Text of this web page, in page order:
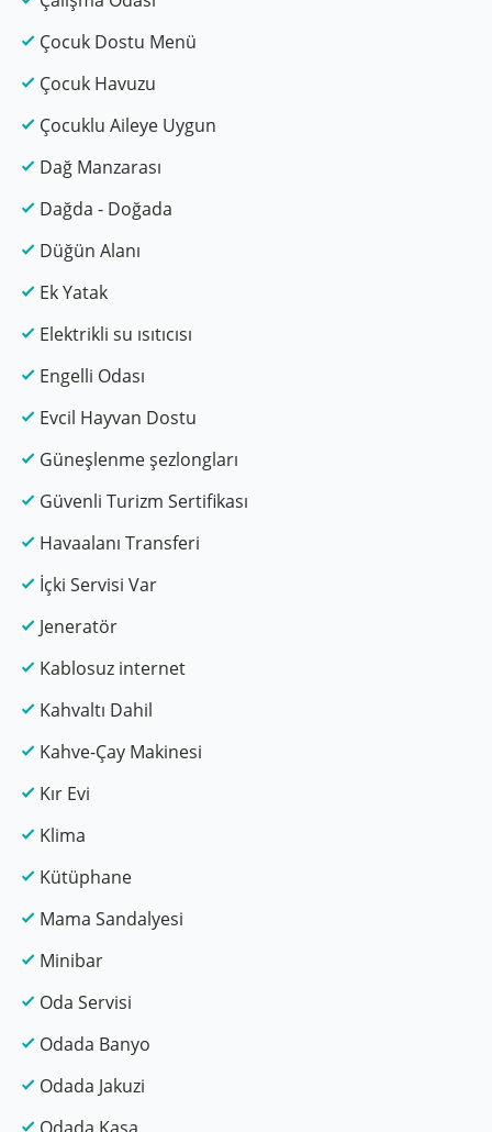
Çocuk Dostu Menü
Çocuk Havuzu
Çocuklu Aileye Uygun
Dağ Manzarası
Dağda - Doğada
Düğün Alanı
Ek Yatak
Elektrikli su ısıtıcısı
Engelli Odası
Evcil Hayvan Dostu
Güneşlenme şezlongları
Güvenli Turizm Sertifikası
Havaalanı Transferi
İçki Servisi Var
Jeneratör
Kablosuz internet
Kahvaltı Dahil
Kahve-Çay Makinesi
Kır Evi
Klima
Kütüphane
Mama Sandalyesi
Minibar
Oda Servisi
Odada Banyo
Odada Jakuzi